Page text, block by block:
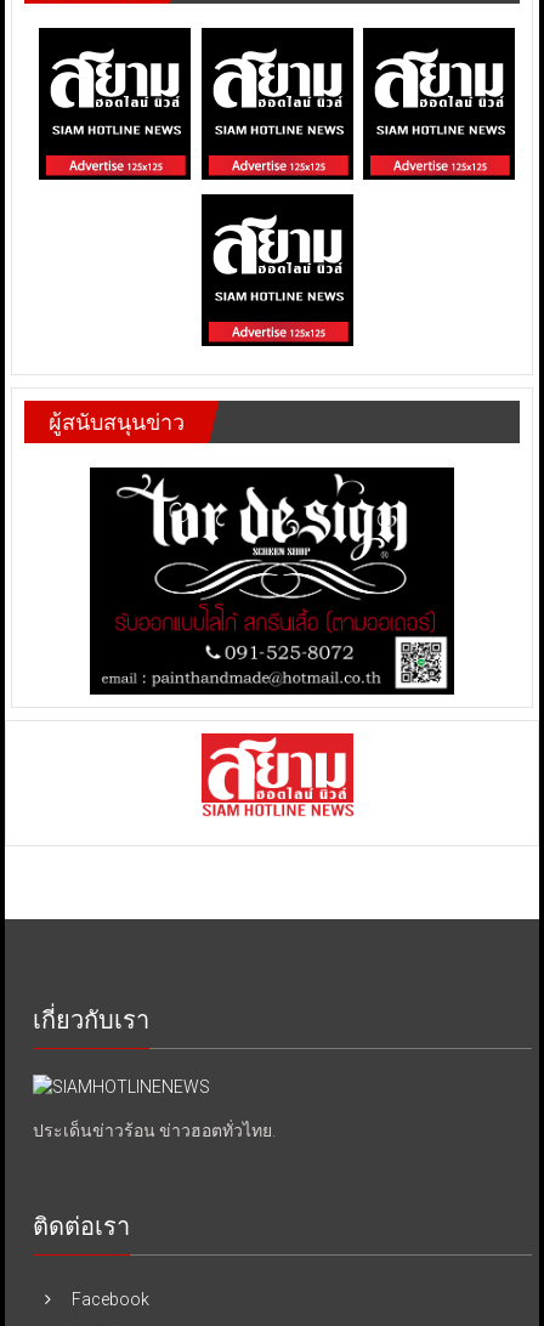
ผู้สนับสนุนข่าว
เกี่ยวกับเรา
ประเด็นข่าวร้อน ข่าวฮอตทั่วไทย.
ติดต่อเรา
Facebook